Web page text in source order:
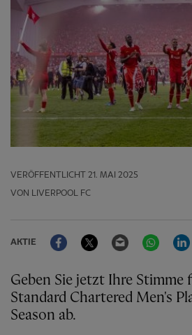
VERÖFFENTLICHT
21. MAI 2025
VON LIVERPOOL FC
AKTIE
FacebookTwitter Email
Geben Sie jetzt Ihre Stimme
Standard Chartered Men's
Season ab.